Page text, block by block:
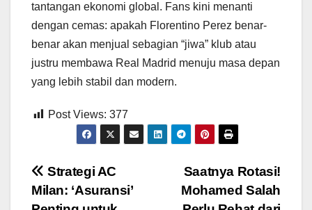
tantangan ekonomi global. Fans kini menanti
dengan cemas: apakah Florentino Perez benar-
benar akan menjual sebagian “jiwa” klub atau
justru membawa Real Madrid menuju masa depan
yang lebih stabil dan modern.
Post Views: 377
Post
Saatnya Rotasi!
Mohamed Salah
Strategi AC
Milan: ‘Asuransi’